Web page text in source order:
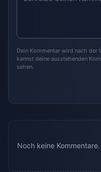
Dein Kommentar wird nach der
kannst deine ausstehenden
sehen.
Noch keine